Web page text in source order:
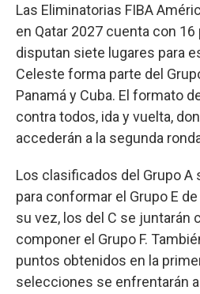
Las Eliminatorias FIBA
en Qatar 2027 cuenta con
disputan siete lugares para
Celeste forma parte del
Panamá y Cuba. El formato
contra todos, ida y vuelta,
accederán a la segunda
Los clasificados del Grupo A
para conformar el Grupo E
su vez, los del C se juntarán
componer el Grupo F.
puntos obtenidos en la
selecciones se enfrentarán